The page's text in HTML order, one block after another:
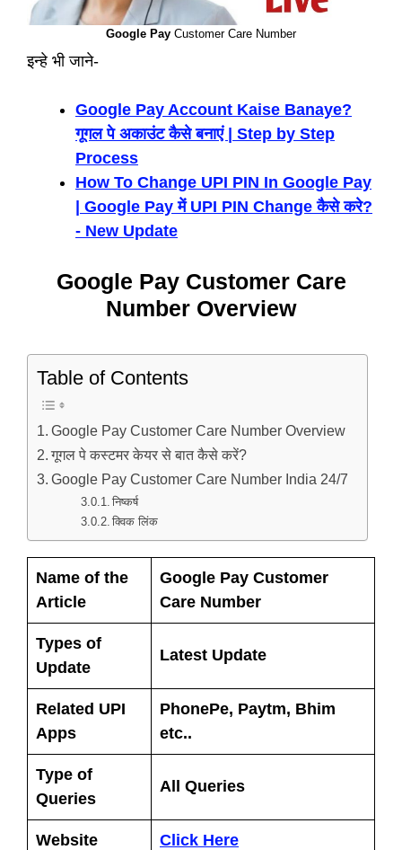
Google Pay Customer Care Number
इन्हे भी जाने-
Google Pay Account Kaise Banaye?
गूगल पे अकाउंट कैसे बनाएं | Step by Step
Process
How To Change UPI PIN In Google Pay
| Google Pay में UPI PIN Change कैसे करे?
- New Update
Google Pay Customer Care
Number Overview
Table of Contents
Google Pay Customer Care Number Overview
गूगल पे कस्टमर केयर से बात कैसे करें?
Google Pay Customer Care Number India 24/7
निष्कर्ष
क्विक लिंक
Name of the
Article
Google Pay Customer
Care Number
Types of
Update
Latest Update
Related UPI
Apps
PhonePe, Paytm, Bhim
etc..
Type of
Queries
All Queries
Website Click Here